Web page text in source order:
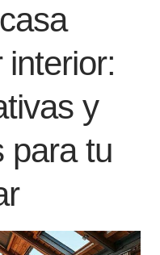
y
para tu